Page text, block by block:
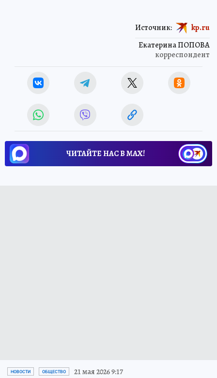
Екатерина ПОПОВА
корреспондент
Источник: kp.ru
ЧИТАЙТЕ НАС В МАХ!
НОВОСТИ ОБЩЕСТВО 21 мая 2026 9:17